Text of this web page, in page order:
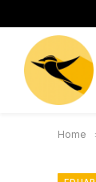
Home